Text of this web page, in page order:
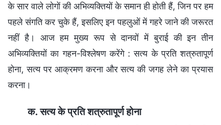
के सार वाले लोगों की अभिव्यक्तियों के समान ही होती हैं, जिन पर हम
पहले संगति कर चुके हैं, इसलिए इन पहलुओं में गहरे जाने की जरूरत
नहीं है। आज हम मुख्य रूप से दानवों में बुराई की इन तीन
अभिव्यक्तियों का गहन-विश्लेषण करेंगे : सत्य के प्रति शत्रुतापूर्ण
होना, सत्य पर आक्रमण करना और सत्य की जगह लेने का प्रयास
करना।
क. सत्य के प्रति शत्रुतापूर्ण होना